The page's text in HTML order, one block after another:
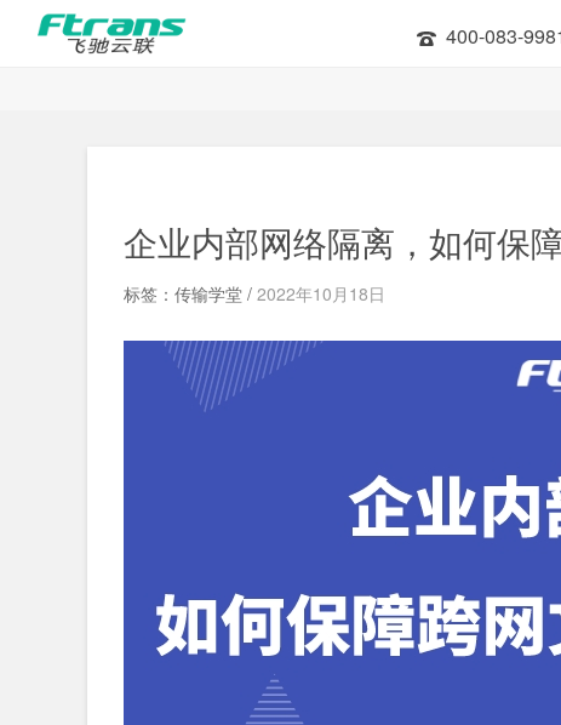
400-083-
企业内部网络隔离，如何保
标签：传输学堂 / 2022年10月18日